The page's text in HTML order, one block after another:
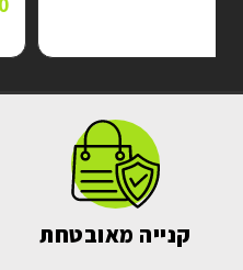
קנייה מאובטחת